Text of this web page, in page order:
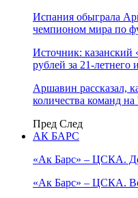
Испания обыграла
чемпионом мира по
Источник: казанский
рублей за 21-летнего
Аршавин рассказал,
количества команд
Пред След
АК БАРС
«Ак Барс» – ЦСКА.
«Ак Барс» – ЦСКА.